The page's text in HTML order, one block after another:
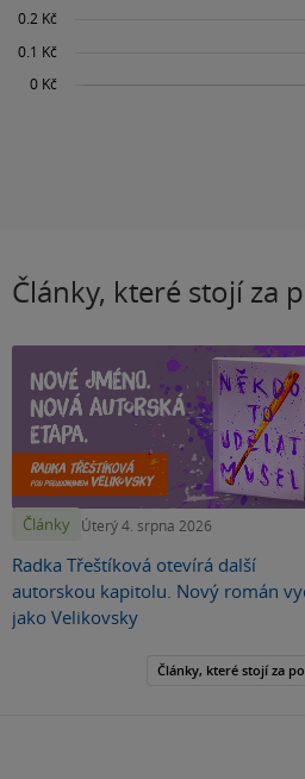
Články, které stojí za
Články Úterý 4. srpna 2026
Radka Třeštíková otevírá další
autorskou kapitolu. Nový román
jako Velikovsky
Články, které stojí za